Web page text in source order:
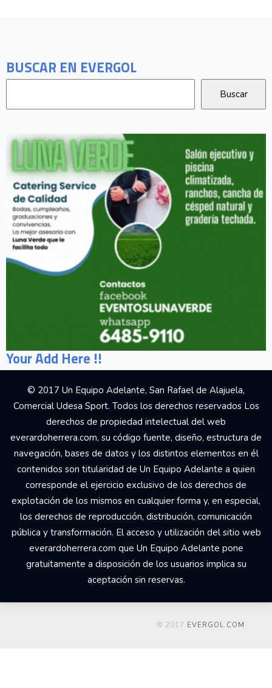
BUSCAR EN EVERGOL
Your Add Here !!
© 2017 Un Equipo Adelante, San Rafael de Alajuela,
Comercial Udesa Sport. Todos los derechos reservados Los
derechos de propiedad intelectual del web
everardoherrera.com, su código fuente, diseño, estructura de
navegación, bases de datos y los distintos elementos en él
contenidos son titularidad de Un Equipo Adelante a quien
corresponde el ejercicio exclusivo de los derechos de
explotación de los mismos en cualquier forma y, en especial,
los derechos de reproducción, distribución, comunicación
pública y transformación. El acceso y utilización del sitio web
everardoherrera.com que Un Equipo Adelante pone
gratuitamente a disposición de los usuarios implica su
aceptación sin reservas.
© 2017 EVERGOL.COM